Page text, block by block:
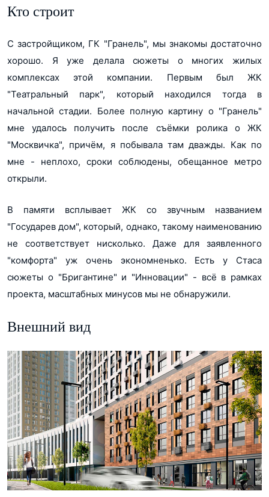
Кто строит
С застройщиком, ГК "Гранель", мы знакомы достаточно
хорошо. Я уже делала сюжеты о многих жилых
комплексах этой компании. Первым был ЖК
"Театральный парк", который находился тогда в
начальной стадии. Более полную картину о "Гранель"
мне удалось получить после съёмки ролика о ЖК
"Москвичка", причём, я побывала там дважды. Как по
мне - неплохо, сроки соблюдены, обещанное метро
открыли.
В памяти всплывает ЖК со звучным названием
"Государев дом", который, однако, такому наименованию
не соответствует нисколько. Даже для заявленного
"комфорта" уж очень экономненько. Есть у Стаса
сюжеты о "Бригантине" и "Инновации" - всё в рамках
проекта, масштабных минусов мы не обнаружили.
Внешний вид